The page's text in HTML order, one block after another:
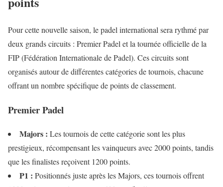
Pour cette nouvelle saison, le padel international sera rythmé par
deux grands circuits : Premier Padel et la tournée officielle de la
FIP (Fédération Internationale de Padel). Ces circuits sont
organisés autour de différentes catégories de tournois, chacune
offrant un nombre spécifique de points de classement.
Premier Padel
Majors : Les tournois de cette catégorie sont les plus
prestigieux, récompensant les vainqueurs avec 2000 points, tandis
que les finalistes reçoivent 1200 points.
P1 : Positionnés juste après les Majors, ces tournois offrent